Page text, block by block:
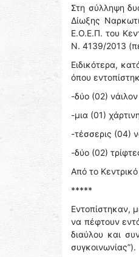
Στη σύλληψη
Δίωξης
Ε.Ο.Ε.Π. του
Ν. 4139/2013
Ειδικότερα,
όπου
-δύο (02)
-μια (01)
-τέσσερις (04)
-δύο (02)
Από το
*****
Εντοπίστηκαν,
να πέφτουν
διαύλου και
συγκοινωνίας”).